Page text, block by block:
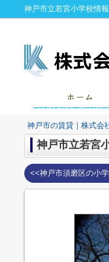
神戸市立若宮小学校情
神戸市の賃貸｜株式会
神戸市立若宮
<<神戸市須磨区の小